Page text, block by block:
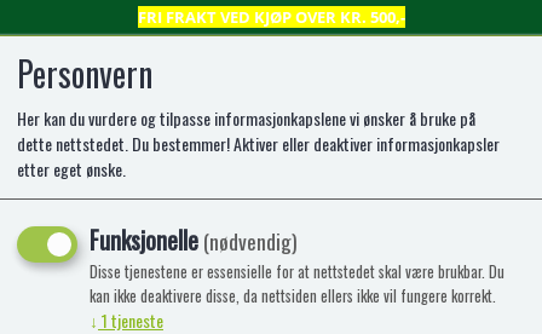
FRI FRAKT VED KJØP OVER KR. 500,-
0
Jan van Haasteren efteling Fata
Morgana (1000)
1000 brikker
Personvern
Her kan du vurdere og tilpasse informasjonkapslene vi ønsker å bruke på
dette nettstedet. Du bestemmer! Aktiver eller deaktiver informasjonkapsler
etter eget ønske.
Funksjonelle(nødvendig)
Disse tjenestene er essensielle for at nettstedet skal være brukbar. Du
kan ikke deaktivere disse, da nettsiden ellers ikke vil fungere korrekt.
↓ 1tjeneste